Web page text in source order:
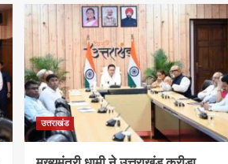
उत्तराखंड